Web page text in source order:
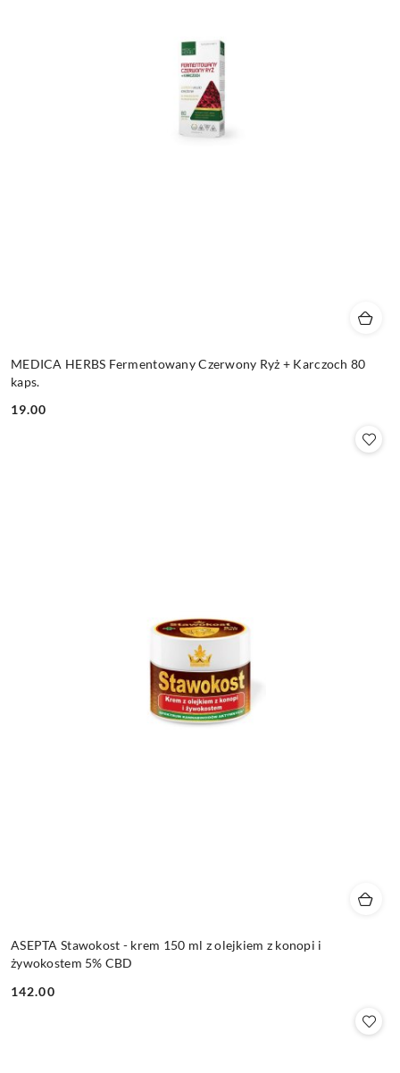
MEDICA HERBS Fermentowany Czerwony Ryż + Karczoch 80
kaps.
Cena:
19.00
ASEPTA Stawokost - krem 150 ml z olejkiem z konopi i
żywokostem 5% CBD
Cena:
142.00